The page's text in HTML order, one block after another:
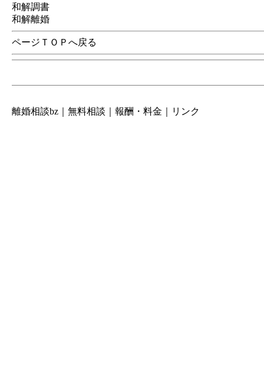
和解調書
和解離婚
ページＴＯＰへ戻る
離婚相談bz 無料相談 報酬・料金 リンク